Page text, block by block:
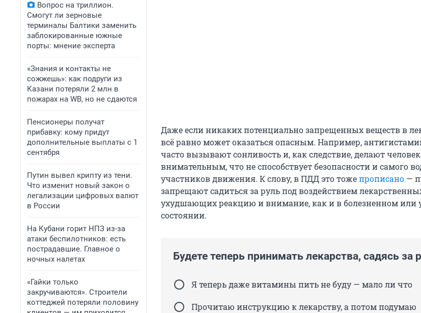
Вопрос на триллион.
Смогут ли зерновые
терминалы Балтики заменить
заблокированные южные
порты: мнение эксперта
«Знания и контакты не
сожжешь»: как подруги из
Казани потеряли 2 млн в
пожарах на WB, но не сдаются
Пенсионеры получат
прибавку: кому придут
дополнительные выплаты с 1
сентября
Путин вывел крипту из тени.
Что изменит новый закон о
легализации цифровых валют
в России
На Кубани горит НПЗ из-за
атаки беспилотников: есть
пострадавшие. Главное о
ночных налетах
«Гайки только
закручиваются». Строители
коттеджей потеряли половину
Даже если никаких потенциально запрещенных веществ в
всё равно может оказаться опасным. Например,
часто вызывают сонливость и, как следствие, делают
внимательным, что не способствует безопасности и самого
участников движения. К слову, в ПДД это тожепрописано —
запрещают садиться за руль под воздействием
ухудшающих реакцию и внимание, как и в болезненном или
состоянии.
Будете теперь принимать лекарства, садясь за
Я теперь даже витамины пить не буду — мало ли что
Прочитаю инструкцию к лекарству, а потом подумаю